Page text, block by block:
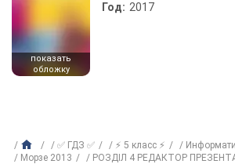
показать
обложку
Год: 2017
✅ ГДЗ ✅ ⚡ 5 класс ⚡
Морзе 2013
РОЗДІЛ 4 РЕДАКТОР